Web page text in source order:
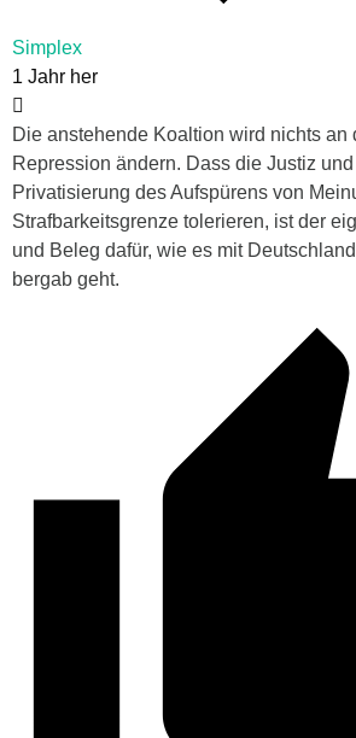
Simplex
1 Jahr her
Die anstehende Koaltion wird nichts an
Repression ändern. Dass die Justiz
Privatisierung des Aufspürens von
Strafbarkeitsgrenze tolerieren, ist der
und Beleg dafür, wie es mit
bergab geht.